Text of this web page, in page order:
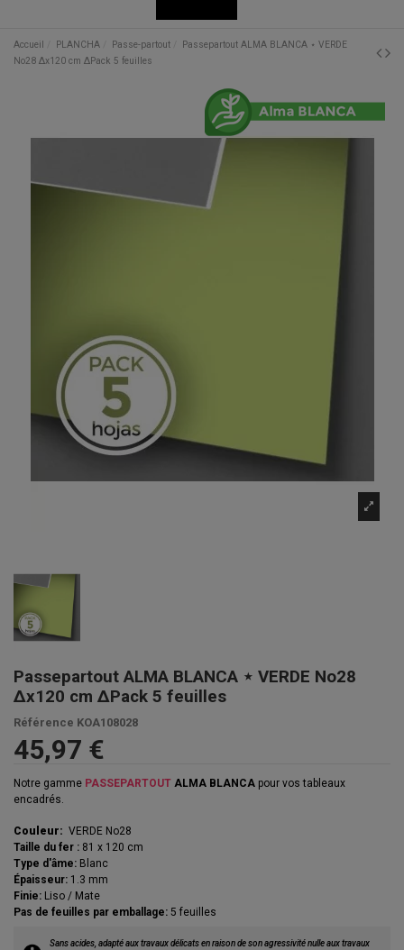
Accueil PLANCHA Passe-partout
Passepartout ALMA BLANCA ⋆ VERDE
No28 Δx120 cm ΔPack 5 feuilles
Passepartout ALMA BLANCA ⋆ VERDE No28
Δx120 cm ΔPack 5 feuilles
Référence KOA108028
45,97 €
Notre gamme PASSEPARTOUT ALMA BLANCA pour vos tableaux
encadrés.
Couleur: VERDE No28
Taille du fer : 81 x 120 cm
Type d'âme: Blanc
Épaisseur: 1.3 mm
Finie: Liso / Mate
Pas de feuilles par emballage: 5 feuilles
Sans acides, adapté aux travaux délicats en raison de son agressivité nulle aux travaux